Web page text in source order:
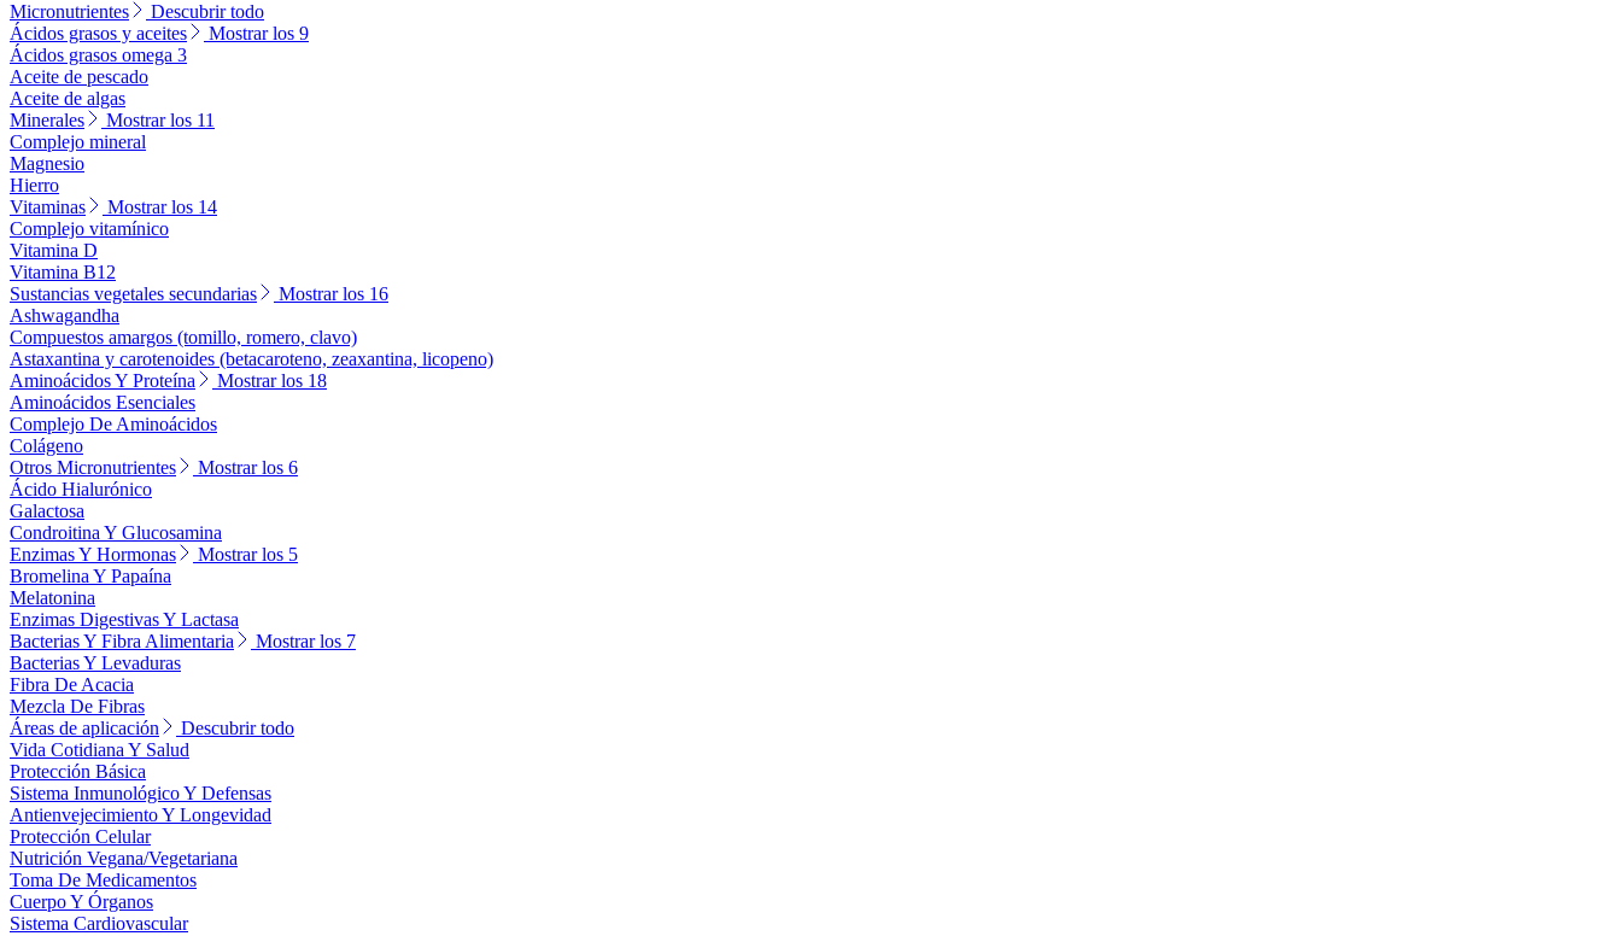
Micronutrientes
Descubrir todo
Ácidos grasos y aceites
Mostrar los 9
Ácidos grasos omega 3
Aceite de pescado
Aceite de algas
Minerales
Mostrar los 11
Complejo mineral
Magnesio
Hierro
Vitaminas
Mostrar los 14
Complejo vitamínico
Vitamina D
Vitamina B12
Sustancias vegetales secundarias
Mostrar los 16
Ashwagandha
Compuestos amargos (tomillo, romero, clavo)
Astaxantina y carotenoides (betacaroteno, zeaxantina, licopeno)
Aminoácidos Y Proteína
Mostrar los 18
Aminoácidos Esenciales
Complejo De Aminoácidos
Colágeno
Otros Micronutrientes
Mostrar los 6
Ácido Hialurónico
Galactosa
Condroitina Y Glucosamina
Enzimas Y Hormonas
Mostrar los 5
Bromelina Y Papaína
Melatonina
Enzimas Digestivas Y Lactasa
Bacterias Y Fibra Alimentaria
Mostrar los 7
Bacterias Y Levaduras
Fibra De Acacia
Mezcla De Fibras
Áreas de aplicación
Descubrir todo
Vida Cotidiana Y Salud
Protección Básica
Sistema Inmunológico Y Defensas
Antienvejecimiento Y Longevidad
Protección Celular
Nutrición Vegana/Vegetariana
Toma De Medicamentos
Cuerpo Y Órganos
Sistema Cardiovascular